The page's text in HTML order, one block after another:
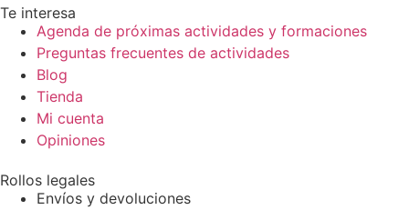
Te interesa
Agenda de próximas actividades y formaciones
Preguntas frecuentes de actividades
Blog
Tienda
Mi cuenta
Opiniones
Rollos legales
Envíos y devoluciones